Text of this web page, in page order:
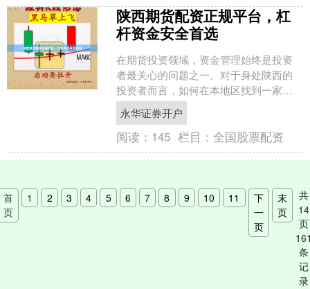
陕西期货配资正规平台，杠
杆资金安全首选
在期货投资领域，资金管理始终是投资
者最关心的问题之一。对于身处陕西的
投资者而言，如何在本地区找到一家正
规、安全、可靠的期货配资平台，直接
关系到投资收益与资金安全....
永华证券开户
阅读： 145 栏目：全国股票配资
首
页
1 2 3 4 5 6 7 8 9 10 11
下
一
页
末
页
共
14
页
条
记
录